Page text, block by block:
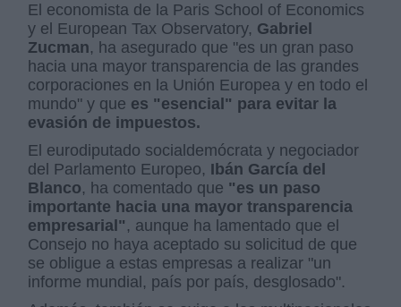
El economista de la Paris School of Economics
y el European Tax Observatory, Gabriel
Zucman, ha asegurado que "es un gran paso
hacia una mayor transparencia de las grandes
corporaciones en la Unión Europea y en todo el
mundo" y que es "esencial" para evitar la
evasión de impuestos.
El eurodiputado socialdemócrata y negociador
del Parlamento Europeo, Ibán García del
Blanco, ha comentado que "es un paso
importante hacia una mayor transparencia
empresarial" , aunque ha lamentado que el
Consejo no haya aceptado su solicitud de que
se obligue a estas empresas a realizar "un
informe mundial, país por país, desglosado".